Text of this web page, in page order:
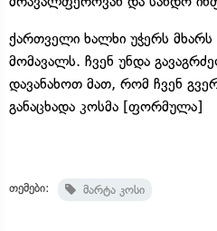
ქართველი ხალხი უჭერს
მომავალს. ჩვენ უნდა
დავანახოთ მათ, რომ ჩვენ
განაცხადა კოსმა [ფორმულა]
თემები: მარტა კოსი